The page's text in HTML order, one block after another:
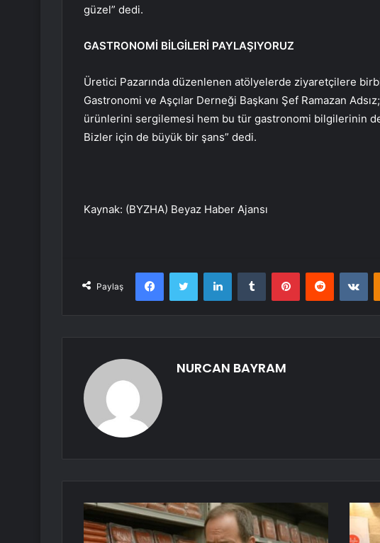
güzel” dedi.
GASTRONOMİ BİLGİLERİ PAYLAŞIYORUZ
Üretici Pazarında düzenlenen atölyelerde ziyaretçilere
Gastronomi ve Aşçılar Derneği Başkanı Şef Ramazan
ürünlerini sergilemesi hem bu tür gastronomi bilgilerinin
Bizler için de büyük bir şans” dedi.
Kaynak: (BYZHA) Beyaz Haber Ajansı
Paylaş
FacebookTwitter LinkedInTumblr PinterestReddit
NURCAN BAYRAM